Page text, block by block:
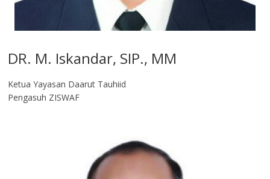
DR. M. Iskandar, SIP., MM
Ketua Yayasan Daarut Tauhiid
Pengasuh ZISWAF